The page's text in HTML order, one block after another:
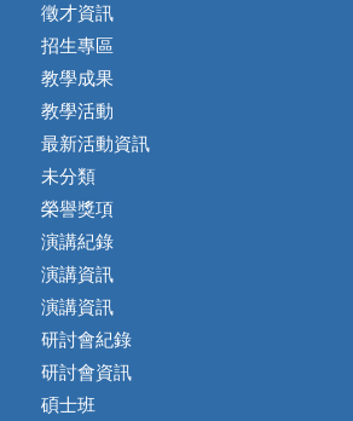
徵才資訊
招生專區
教學成果
教學活動
最新活動資訊
未分類
榮譽獎項
演講紀錄
演講資訊
演講資訊
研討會紀錄
研討會資訊
碩士班